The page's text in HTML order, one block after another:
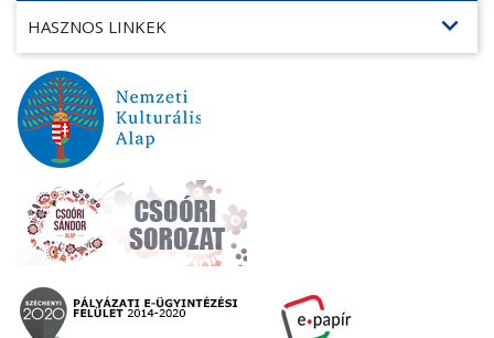
HASZNOS LINKEK expand_more